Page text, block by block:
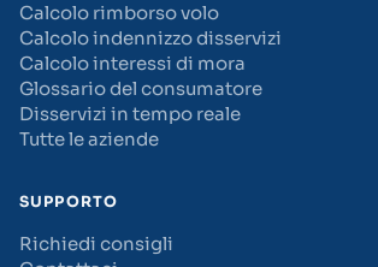
Calcolo rimborso volo
Calcolo indennizzo disservizi
Calcolo interessi di mora
Glossario del consumatore
Disservizi in tempo reale
Tutte le aziende
SUPPORTO
Richiedi consigli